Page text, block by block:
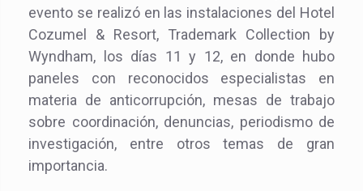
evento se realizó en las instalaciones del Hotel
Cozumel & Resort, Trademark Collection by
Wyndham, los días 11 y 12, en donde hubo
paneles con reconocidos especialistas en
materia de anticorrupción, mesas de trabajo
sobre coordinación, denuncias, periodismo de
investigación, entre otros temas de gran
importancia.